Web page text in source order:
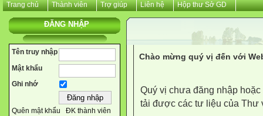
Trang chủ Thành viên Trợ giúp Liên hệ Hộp thư Sở GD
ĐĂNG NHẬP
Tên truy nhập
Mật khẩu
Ghi nhớ
Quên mật khẩu ĐK thành viên
Chào mừng quý vị đến với
Quý vị chưa đăng nhập
tải được các tư liệu của Thư